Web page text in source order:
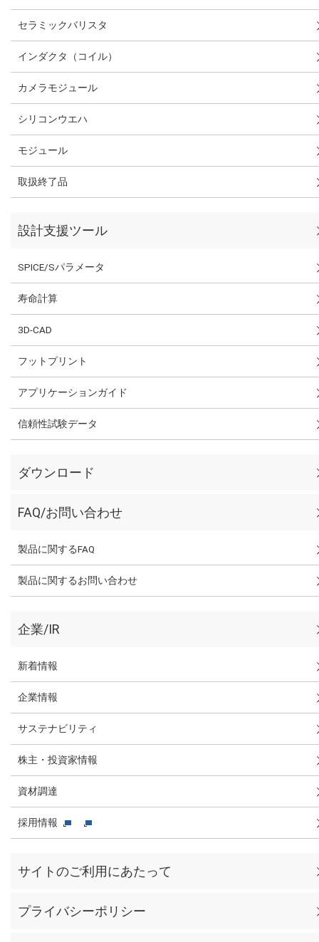
セラミックバリスタ
インダクタ（コイル）
カメラモジュール
シリコンウエハ
モジュール
取扱終了品
設計支援ツール
SPICE/Sパラメータ
寿命計算
3D-CAD
フットプリント
アプリケーションガイド
信頼性試験データ
ダウンロード
FAQ/お問い合わせ
製品に関するFAQ
製品に関するお問い合わせ
企業/IR
新着情報
企業情報
サステナビリティ
株主・投資家情報
資材調達
採用情報
サイトのご利用にあたって
プライバシーポリシー